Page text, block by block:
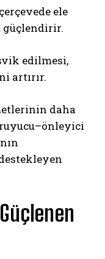
ele
güçlendirir.
edilmesi,
artırır.
daha